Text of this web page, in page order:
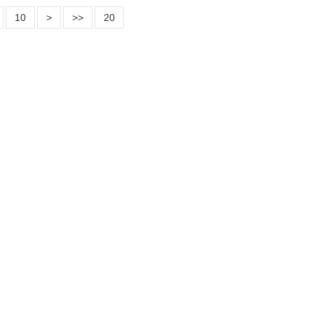
10 > >> 20